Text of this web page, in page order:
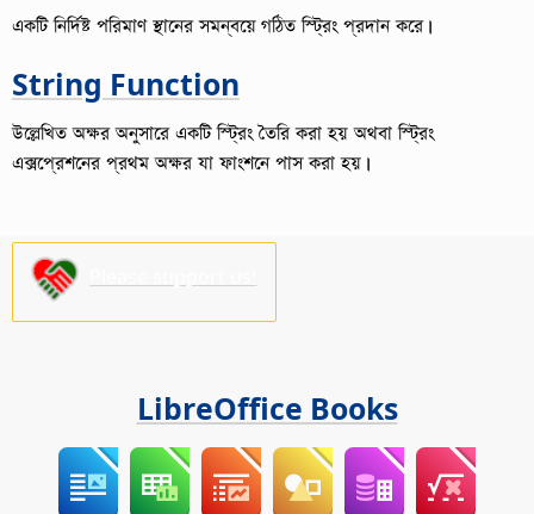
একটি নির্দিষ্ট পরিমাণ স্থানের সমন্বয়ে গঠিত স্ট্রিং প্রদান করে।
String Function
উল্লেখিত অক্ষর অনুসারে একটি স্ট্রিং তৈরি করা হয় অথবা স্ট্রিং
এক্সপ্রেশনের প্রথম অক্ষর যা ফাংশনে পাস করা হয়।
LibreOffice Books